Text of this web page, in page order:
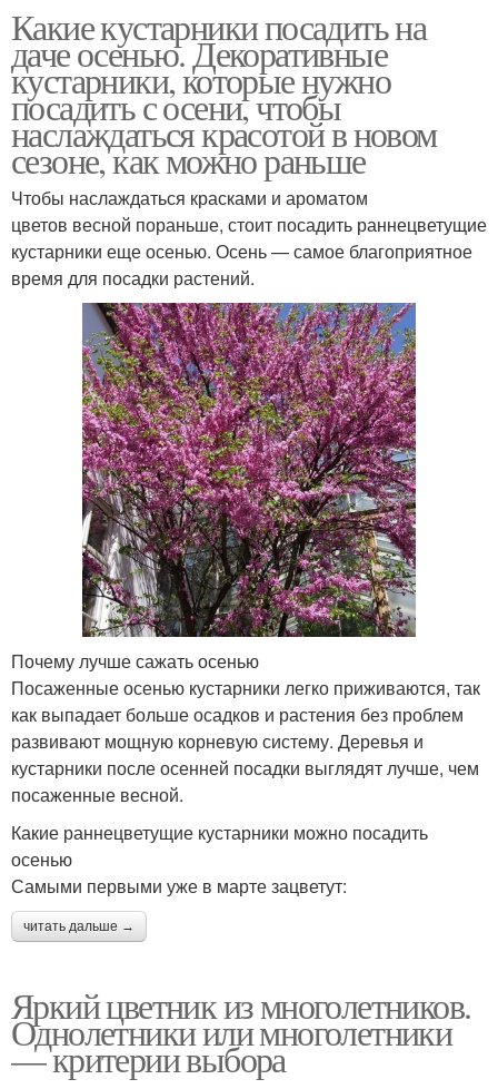
Какие кустарники посадить на
даче осенью. Декоративные
кустарники, которые нужно
посадить с осени, чтобы
наслаждаться красотой в новом
сезоне, как можно раньше
Чтобы наслаждаться красками и ароматом
цветов весной пораньше, стоит посадить раннецветущие
кустарники еще осенью. Осень — самое благоприятное
время для посадки растений.
Почему лучше сажать осенью
Посаженные осенью кустарники легко приживаются, так
как выпадает больше осадков и растения без проблем
развивают мощную корневую систему. Деревья и
кустарники после осенней посадки выглядят лучше, чем
посаженные весной.
Какие раннецветущие кустарники можно посадить
осенью
Самыми первыми уже в марте зацветут:
читать дальше →
Яркий цветник из многолетников.
Однолетники или многолетники
— критерии выбора